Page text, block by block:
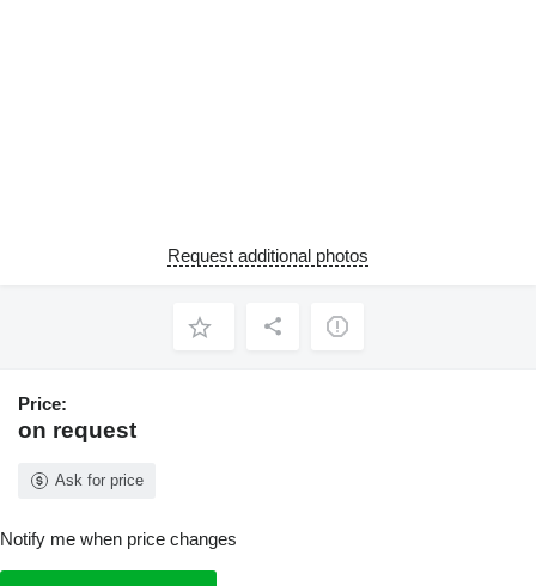
Request additional photos
Price:
on request
Ask for price
Notify me when price changes